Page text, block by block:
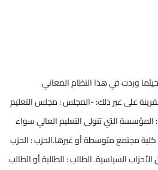
حيثما وردت في هذا النظام المعاني
على غير ذلك: -المجلس : مجلس التعليم
المؤسسة التي تتولى التعليم العالي سواء
مجتمع متوسطة أو غيرها.الحزب : الحزب
السياسية. الطالب : الطالبة أو الطالب